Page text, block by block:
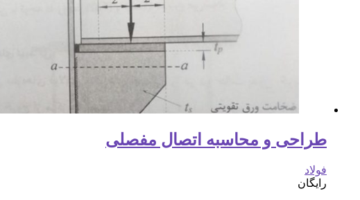
طراحی و محاسبه اتصال مفصلی
فولاد
رایگان